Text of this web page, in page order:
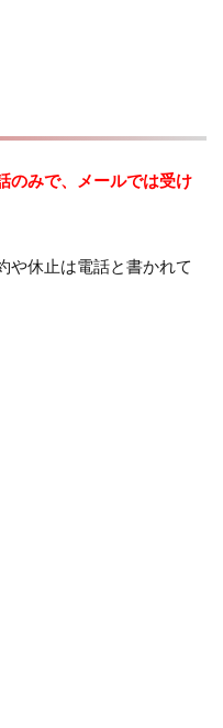
のみで、メールでは受け
や休止は電話と書かれて